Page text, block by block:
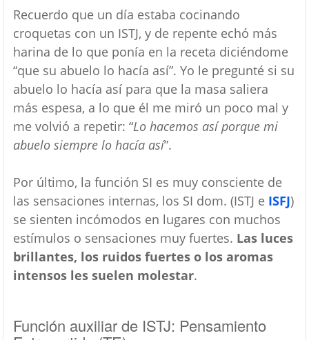
Recuerdo que un día estaba cocinando
croquetas con un ISTJ, y de repente echó más
harina de lo que ponía en la receta diciéndome
“que su abuelo lo hacía así”. Yo le pregunté si su
abuelo lo hacía así para que la masa saliera
más espesa, a lo que él me miró un poco mal y
me volvió a repetir: “Lo hacemos así porque mi
abuelo siempre lo hacía así”.
Por último, la función SI es muy consciente de
las sensaciones internas, los SI dom. (ISTJ e ISFJ)
se sienten incómodos en lugares con muchos
estímulos o sensaciones muy fuertes. Las luces
brillantes, los ruidos fuertes o los aromas
intensos les suelen molestar.
Función auxiliar de ISTJ: Pensamiento